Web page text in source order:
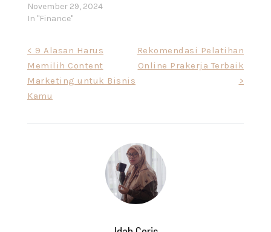
November 29, 2024
In "Finance"
navigation
< 9 Alasan Harus
Memilih Content
Marketing untuk Bisnis
Kamu
Rekomendasi Pelatihan
Online Prakerja Terbaik
>